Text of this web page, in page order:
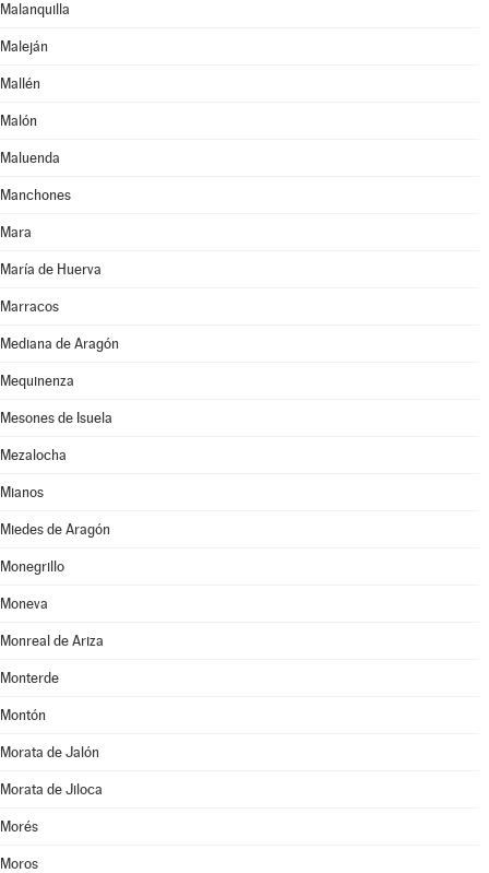
Malanquilla
Maleján
Mallén
Malón
Maluenda
Manchones
Mara
María de Huerva
Marracos
Mediana de Aragón
Mequinenza
Mesones de Isuela
Mezalocha
Mianos
Miedes de Aragón
Monegrillo
Moneva
Monreal de Ariza
Monterde
Montón
Morata de Jalón
Morata de Jiloca
Morés
Moros